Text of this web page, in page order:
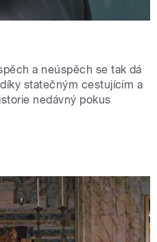
a neúspěch se tak dá
statečným cestujícím a
nedávný pokus